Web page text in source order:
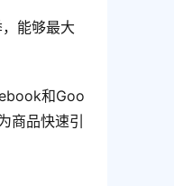
能够最大
和Goo
商品快速引